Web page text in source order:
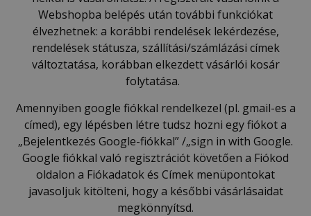
Webshopba belépés után további funkciókat
élvezhetnek: a korábbi rendelések lekérdezése,
rendelések státusza, szállítási/számlázási címek
változtatása, korábban elkezdett vásárlói kosár
folytatása.
Amennyiben google fiókkal rendelkezel (pl. gmail-es a
címed), egy lépésben létre tudsz hozni egy fiókot a
„Bejelentkezés Google-fiókkal” /„sign in with Google.
Google fiókkal való regisztrációt követően a Fiókod
oldalon a Fiókadatok és Címek menüpontokat
javasoljuk kitölteni, hogy a későbbi vásárlásaidat
megkönnyítsd.